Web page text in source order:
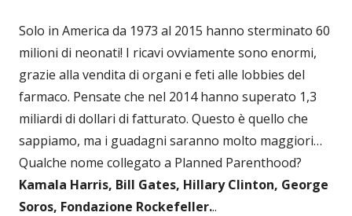
Solo in America da 1973 al 2015 hanno sterminato 60
milioni di neonati! I ricavi ovviamente sono enormi,
grazie alla vendita di organi e feti alle lobbies del
farmaco. Pensate che nel 2014 hanno superato 1,3
miliardi di dollari di fatturato. Questo è quello che
sappiamo, ma i guadagni saranno molto maggiori…
Qualche nome collegato a Planned Parenthood?
Kamala Harris, Bill Gates, Hillary Clinton, George
Soros, Fondazione Rockefeller...